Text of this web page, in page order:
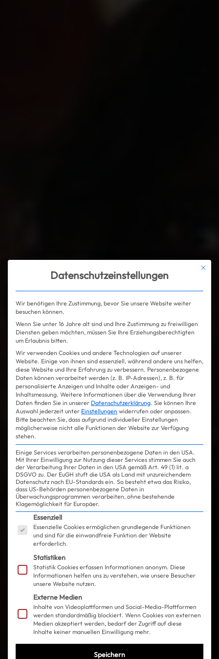
Mit
Datenschutzeinstellungen
Wir benötigen Ihre Zustimmung, bevor Sie unsere Website weiter
besuchen können.
Wenn Sie unter 16 Jahre alt sind und Ihre Zustimmung zu freiwilligen
Diensten geben möchten, müssen Sie Ihre Erziehungsberechtigten
um Erlaubnis bitten.
Wir verwenden Cookies und andere Technologien auf unserer
Website. Einige von ihnen sind essenziell, während andere uns helfen,
diese Website und Ihre Erfahrung zu verbessern. Personenbezogene
Daten können verarbeitet werden (z. B. IP-Adressen), z. B. für
personalisierte Anzeigen und Inhalte oder Anzeigen- und
Inhaltsmessung. Weitere Informationen über die Verwendung Ihrer
Daten finden Sie in unserer Datenschutzerklärung. Sie können Ihre
Auswahl jederzeit unter Einstellungen widerrufen oder anpassen.
Bitte beachten Sie, dass aufgrund individueller Einstellungen
möglicherweise nicht alle Funktionen der Website zur Verfügung
stehen.
Einige Services verarbeiten personenbezogene Daten in den USA.
Mit Ihrer Einwilligung zur Nutzung dieser Services stimmen Sie auch
der Verarbeitung Ihrer Daten in den USA gemäß Art. 49 (1) lit. a
DSGVO zu. Der EuGH stuft die USA als Land mit unzureichendem
Datenschutz nach EU-Standards ein. So besteht etwa das Risiko,
dass US-Behörden personenbezogene Daten in
Überwachungsprogrammen verarbeiten, ohne bestehende
Klagemöglichkeit für Europäer.
Es folgt eine Liste der Service-Gruppen, für die
Essenziell
Essenzielle Cookies ermöglichen grundlegende Funktionen
und sind für die einwandfreie Funktion der Website
erforderlich.
Statistiken
Statistik Cookies erfassen Informationen anonym. Diese
Informationen helfen uns zu verstehen, wie unsere Besucher
unsere Website nutzen.
Externe Medien
Inhalte von Videoplattformen und Social-Media-Plattformen
werden standardmäßig blockiert. Wenn Cookies von externen
Medien akzeptiert werden, bedarf der Zugriff auf diese
Inhalte keiner manuellen Einwilligung mehr.
Speichern